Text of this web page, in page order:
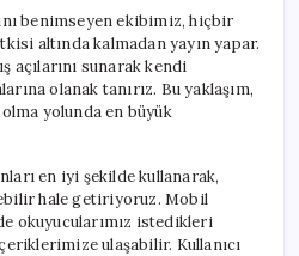
benimseyen ekibimiz, hiçbir
altında kalmadan yayın yapar.
açılarını sunarak kendi
olanak tanırız. Bu yaklaşım,
yolunda en büyük
en iyi şekilde kullanarak,
hale getiriyoruz. Mobil
okuyucularımız istedikleri
ulaşabilir. Kullanıcı